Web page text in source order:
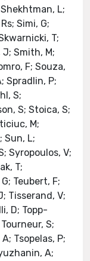
L;
Simi, G;
T;
Smith, M;
F; Souza,
Spradlin, P;
S;
S; Stoica, S;
M;
Sun, L;
Syropoulos, V;
T;
Teubert, F;
Tisserand, V;
D; Topp-
S;
Tsopelas, P;
A;